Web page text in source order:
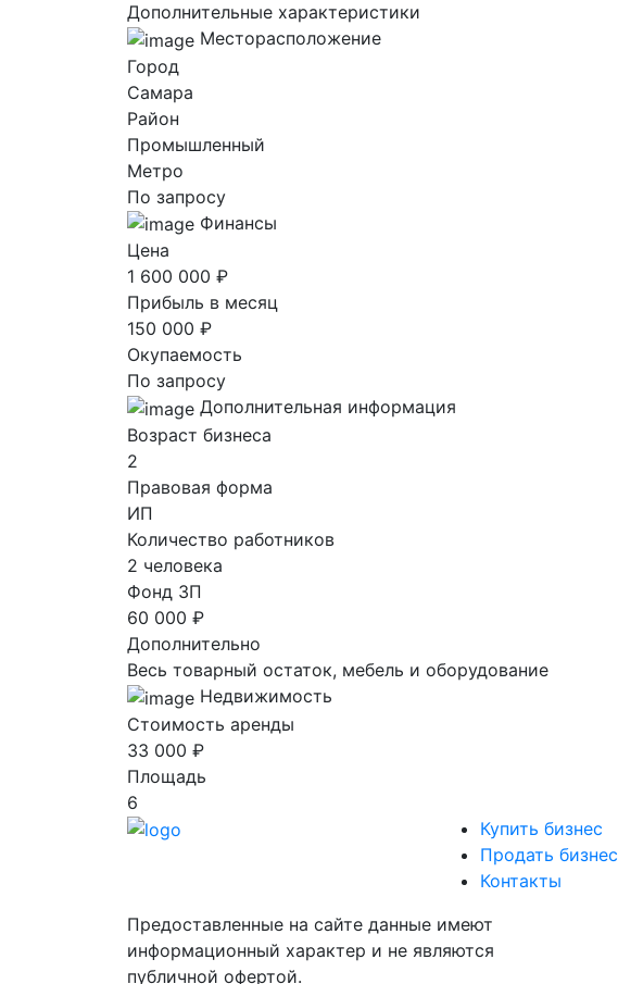
Дополнительные характеристики
Месторасположение
Город
Самара
Район
Промышленный
Метро
По запросу
Финансы
Цена
1 600 000 ₽
Прибыль в месяц
150 000 ₽
Окупаемость
По запросу
Дополнительная информация
Возраст бизнеса
2
Правовая форма
ИП
Количество работников
2 человека
Фонд ЗП
60 000 ₽
Дополнительно
Весь товарный остаток, мебель и оборудование
Недвижимость
Стоимость аренды
33 000 ₽
Площадь
6
Купить бизнес
Продать бизнес
Контакты
Предоставленные на сайте данные имеют
информационный характер и не являются
публичной офертой.